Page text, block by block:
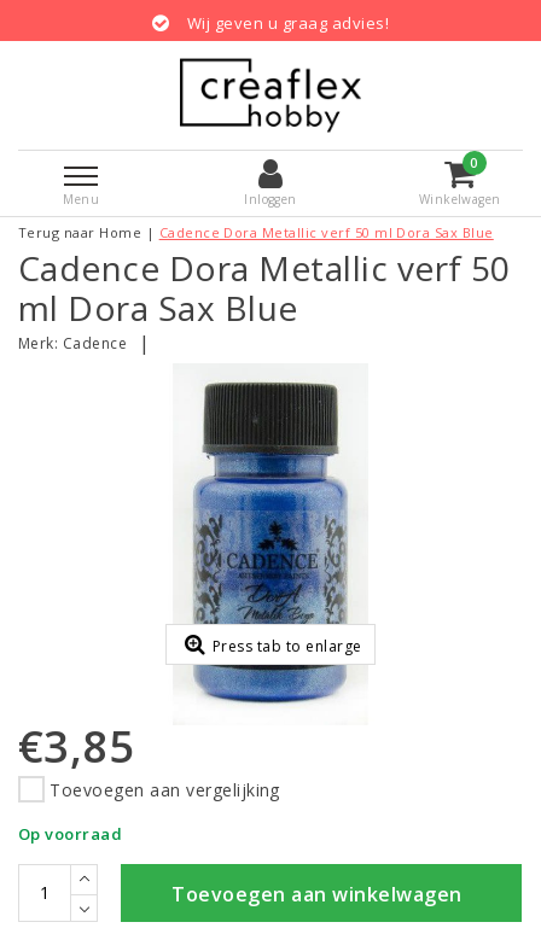
Wij geven u graag advies!
Menu Inloggen
0
Winkelwagen
Terug naar Home | Cadence Dora Metallic verf 50 ml Dora Sax Blue
Cadence Dora Metallic verf 50
ml Dora Sax Blue
Merk: Cadence |
Press tab to enlarge
€3,85
Toevoegen aan vergelijking
Op voorraad
Toevoegen aan winkelwagen